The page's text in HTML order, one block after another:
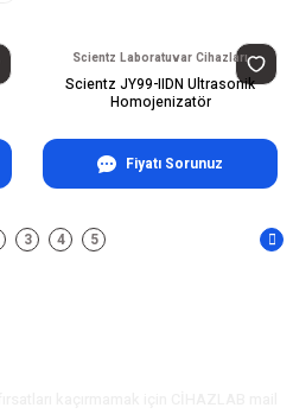
Scientz Laboratuvar Cihazları
Scientz JY99-IIDN Ultrasonik
Homojenizatör
Fiyatı Sorunuz
3 4 5